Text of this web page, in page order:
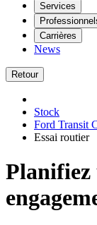
Services
Carrières
News
Retour
Stock
Ford Transit
Essai routier
Planifiez